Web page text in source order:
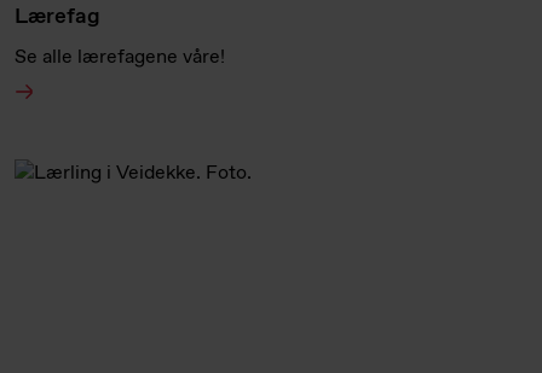
Lærefag
Se alle lærefagene våre!